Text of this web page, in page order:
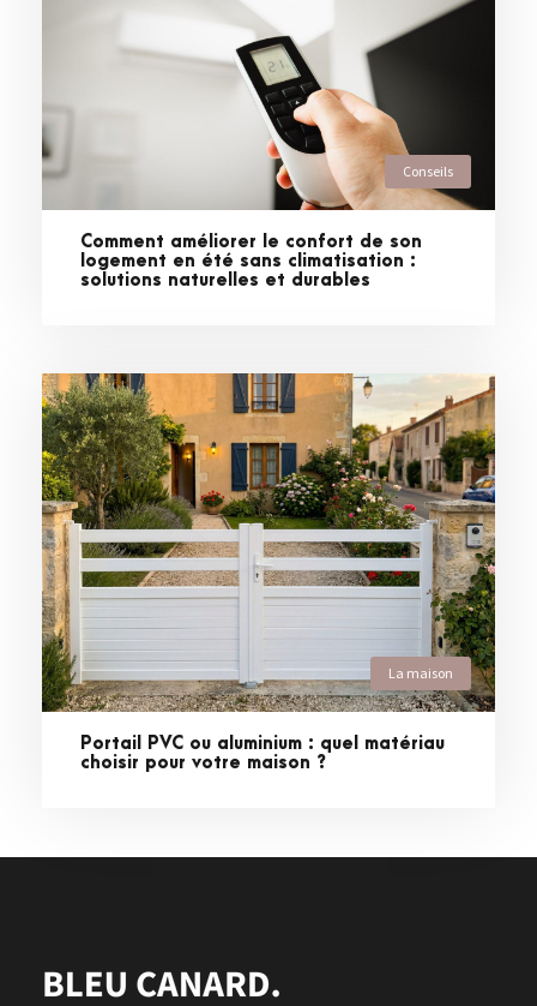
Conseils
Comment améliorer le confort de son
logement en été sans climatisation :
solutions naturelles et durables
La maison
Portail PVC ou aluminium : quel matériau
choisir pour votre maison ?